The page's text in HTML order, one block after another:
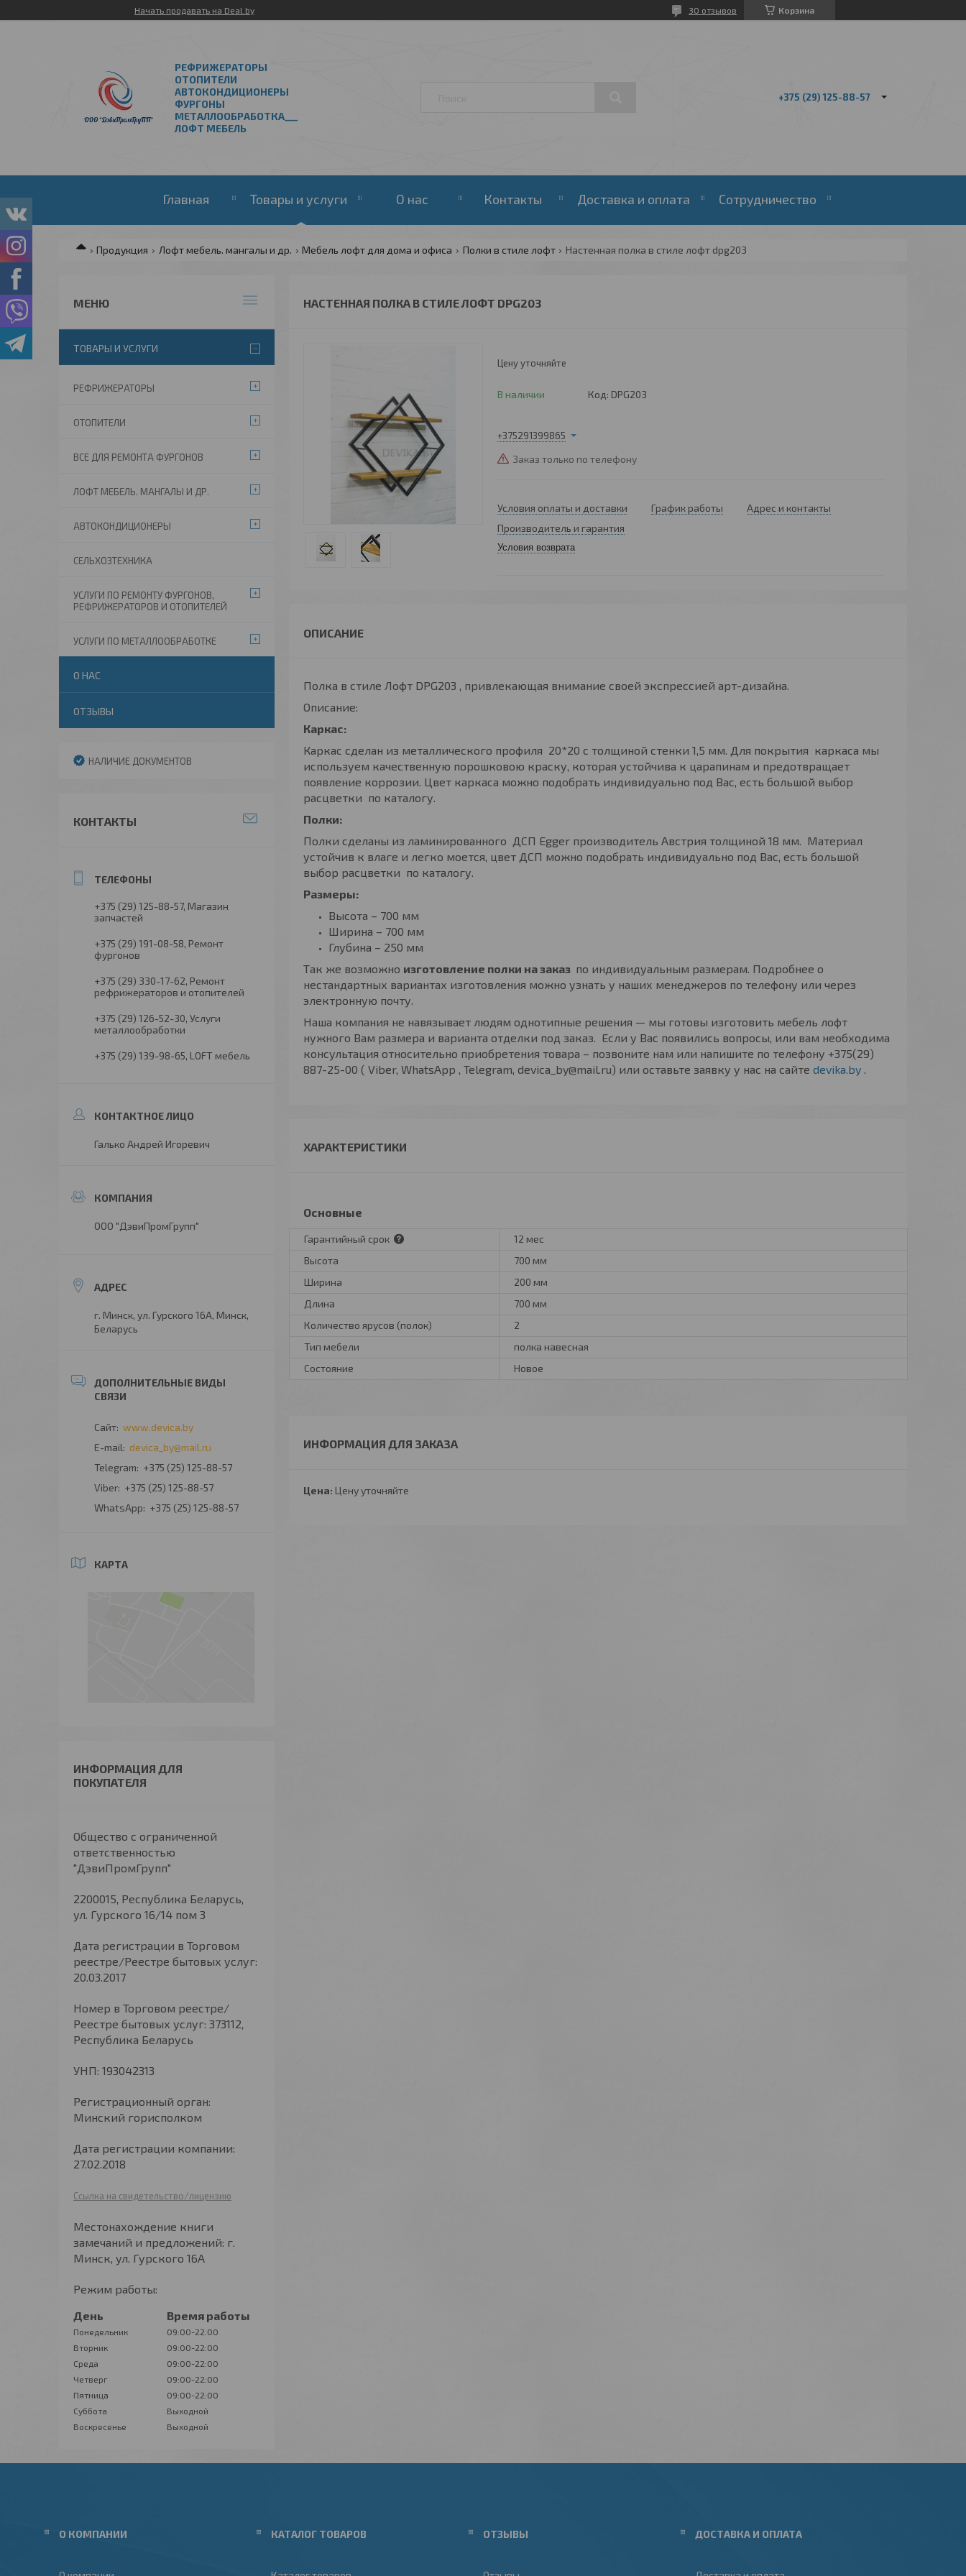
Начать продавать на Deal.by Корзина
30 отзывов
РЕФРИЖЕРАТОРЫ
ОТОПИТЕЛИ
АВТОКОНДИЦИОНЕРЫ
ФУРГОНЫ
МЕТАЛЛООБРАБОТКА___
ЛОФТ МЕБЕЛЬ
+375 (29) 125-88-57
Главная Товары и услуги О нас Контакты Доставка и оплата Сотрудничество
Продукция Лофт мебель. мангалы и др. Мебель лофт для дома и офиса Полки в стиле лофт Настенная полка в стиле лофт dpg203
НАСТЕННАЯ ПОЛКА В СТИЛЕ ЛОФТ DPG203
Цену уточняйте
В наличии Код: DPG203
+375291399865
Заказ только по телефону
Условия оплаты и доставки График работы
Адрес и контакты
Производитель и гарантия
Условия возврата
Полка в стиле Лофт DPG203 , привлекающая внимание своей экспрессией арт-дизайна.
Описание:
Каркас:
Каркас сделан из металлического профиля 20*20 с толщиной стенки 1,5 мм. Для покрытия каркаса мы
используем качественную порошковою краску, которая устойчива к царапинам и предотвращает
появление коррозии. Цвет каркаса можно подобрать индивидуально под Вас, есть большой выбор
расцветки по каталогу.
Полки:
Полки сделаны из ламинированного ДСП Egger производитель Австрия толщиной 18 мм. Материал
устойчив к влаге и легко моется, цвет ДСП можно подобрать индивидуально под Вас, есть большой
выбор расцветки по каталогу.
Размеры:
Высота – 700 мм
Ширина – 700 мм
Глубина – 250 мм
Так же возможно изготовление полки на заказ по индивидуальным размерам. Подробнее о
нестандартных вариантах изготовления можно узнать у наших менеджеров по телефону или через
электронную почту.
Наша компания не навязывает людям однотипные решения — мы готовы изготовить мебель лофт
нужного Вам размера и варианта отделки под заказ. Если у Вас появились вопросы, или вам необходима
консультация относительно приобретения товара – позвоните нам или напишите по телефону +375(29)
887-25-00 ( Viber, WhatsApp , Telegram, devica_by@mail.ru) или оставьте заявку у нас на сайте devika.by .
ХАРАКТЕРИСТИКИ
Основные
Гарантийный срок
12 мес
Высота
700 мм
Ширина
200 мм
Длина
700 мм
Количество ярусов (полок)
2
Тип мебели
полка навесная
Состояние
Новое
ИНФОРМАЦИЯ ДЛЯ ЗАКАЗА
Цена: Цену уточняйте
ТОВАРЫ И УСЛУГИ
РЕФРИЖЕРАТОРЫ
ОТОПИТЕЛИ
ВСЕ ДЛЯ РЕМОНТА ФУРГОНОВ
ЛОФТ МЕБЕЛЬ. МАНГАЛЫ И ДР.
АВТОКОНДИЦИОНЕРЫ
СЕЛЬХОЗТЕХНИКА
УСЛУГИ ПО РЕМОНТУ ФУРГОНОВ,
РЕФРИЖЕРАТОРОВ И ОТОПИТЕЛЕЙ
УСЛУГИ ПО МЕТАЛЛООБРАБОТКЕ
О НАС
ОТЗЫВЫ
НАЛИЧИЕ ДОКУМЕНТОВ
КОНТАКТЫ
+375 (29) 125-88-57 Магазин
запчастей
+375 (29) 191-08-58 Ремонт
фургонов
+375 (29) 330-17-62 Ремонт
рефрижераторов и отопителей
+375 (29) 126-52-30 Услуги
металлообработки
+375 (29) 139-98-65 LOFT мебель
Галько Андрей Игоревич
ООО "ДэвиПромГрупп"
г. Минск, ул. Гурского 16А, Минск,
Беларусь
www.devica.by
devica_by@mail.ru
+375 (25) 125-88-57
+375 (25) 125-88-57
+375 (25) 125-88-57
КАРТА
ИНФОРМАЦИЯ ДЛЯ
ПОКУПАТЕЛЯ
Общество с ограниченной
ответственностью
"ДэвиПромГрупп"
2200015, Республика Беларусь,
ул. Гурского 16/14 пом 3
Дата регистрации в Торговом
реестре/Реестре бытовых услуг:
20.03.2017
Номер в Торговом реестре/
Реестре бытовых услуг: 373112,
Республика Беларусь
УНП: 193042313
Регистрационный орган:
Минский горисполком
Дата регистрации компании:
27.02.2018
Ссылка на свидетельство/лицензию
Местонахождение книги
замечаний и предложений: г.
Минск, ул. Гурского 16А
Режим работы:
День
Время работы
Понедельник
09:00-22:00
Вторник
09:00-22:00
Среда
09:00-22:00
Четверг
09:00-22:00
Пятница
09:00-22:00
Суббота
Выходной
Воскресенье
Выходной
О КОМПАНИИ КАТАЛОГ ТОВАРОВ ОТЗЫВЫ ДОСТАВКА И ОПЛАТА